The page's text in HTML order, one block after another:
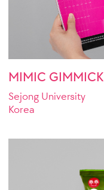
MIMIC GIMMICK
Sejong University
Korea